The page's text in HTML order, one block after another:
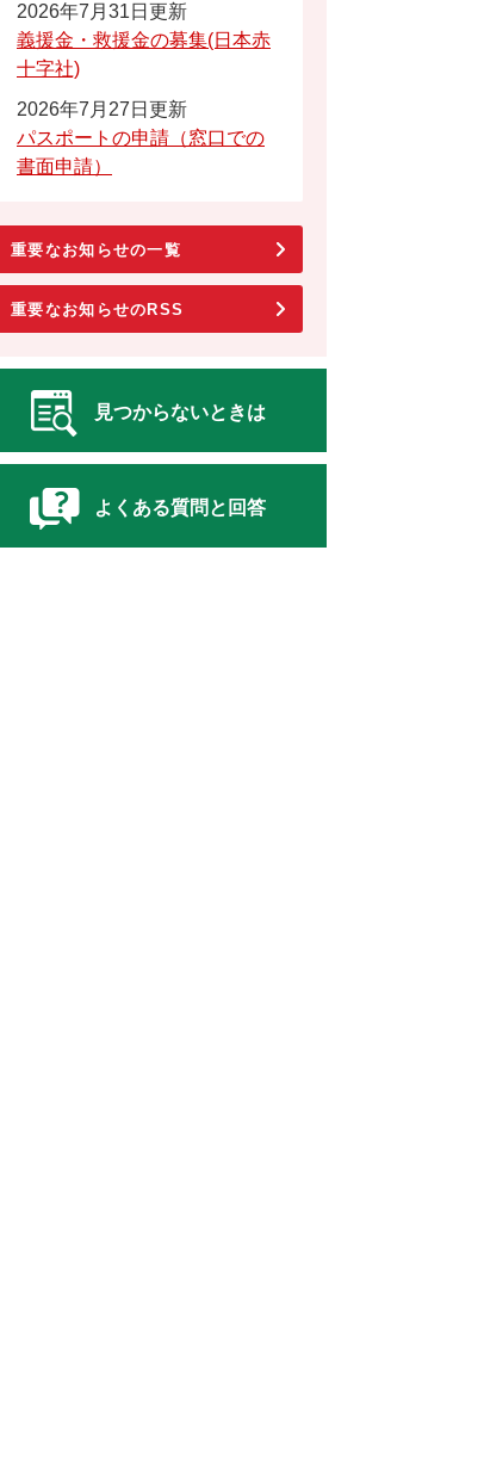
2026年7月31日更新
義援金・救援金の募集(日本赤
十字社)
2026年7月27日更新
パスポートの申請（窓口での
書面申請）
重要なお知らせの一覧
重要なお知らせのRSS
見つからないときは
よくある質問と回答